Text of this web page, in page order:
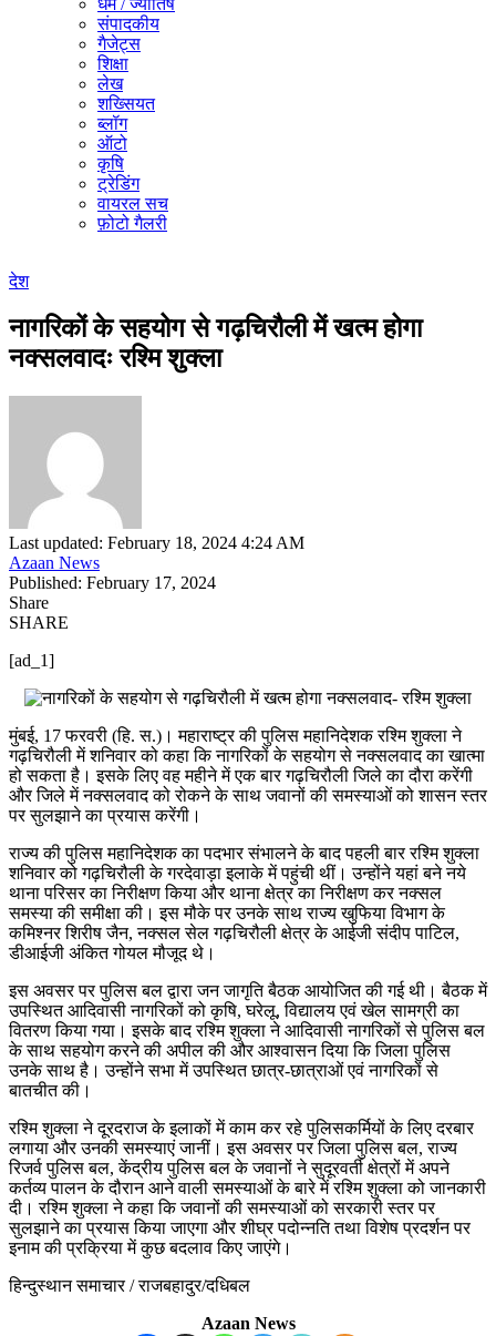
धर्म / ज्योतिष
संपादकीय
गैजेट्स
शिक्षा
लेख
शख्सियत
ब्लॉग
ऑटो
कृषि
ट्रेडिंग
वायरल सच
फ़ोटो गैलरी
देश
नागरिकों के सहयोग से गढ़चिरौली में खत्म होगा
नक्सलवादः रश्मि शुक्ला
Last updated: February 18, 2024 4:24 AM
Azaan News
Published: February 17, 2024
Share
SHARE
[ad_1]
मुंबई, 17 फरवरी (हि. स.)। महाराष्ट्र की पुलिस महानिदेशक रश्मि शुक्ला ने
गढ़चिरौली में शनिवार को कहा कि नागरिकों के सहयोग से नक्सलवाद का खात्मा
हो सकता है। इसके लिए वह महीने में एक बार गढ़चिरौली जिले का दौरा करेंगी
और जिले में नक्सलवाद को रोकने के साथ जवानों की समस्याओं को शासन स्तर
पर सुलझाने का प्रयास करेंगी।
राज्य की पुलिस महानिदेशक का पदभार संभालने के बाद पहली बार रश्मि शुक्ला
शनिवार को गढ़चिरौली के गरदेवाड़ा इलाके में पहुंची थीं। उन्होंने यहां बने नये
थाना परिसर का निरीक्षण किया और थाना क्षेत्र का निरीक्षण कर नक्सल
समस्या की समीक्षा की। इस मौके पर उनके साथ राज्य खुफिया विभाग के
कमिश्नर शिरीष जैन, नक्सल सेल गढ़चिरौली क्षेत्र के आईजी संदीप पाटिल,
डीआईजी अंकित गोयल मौजूद थे।
इस अवसर पर पुलिस बल द्वारा जन जागृति बैठक आयोजित की गई थी। बैठक में
उपस्थित आदिवासी नागरिकों को कृषि, घरेलू, विद्यालय एवं खेल सामग्री का
वितरण किया गया। इसके बाद रश्मि शुक्ला ने आदिवासी नागरिकों से पुलिस बल
के साथ सहयोग करने की अपील की और आश्वासन दिया कि जिला पुलिस
उनके साथ है। उन्होंने सभा में उपस्थित छात्र-छात्राओं एवं नागरिकों से
बातचीत की।
रश्मि शुक्ला ने दूरदराज के इलाकों में काम कर रहे पुलिसकर्मियों के लिए दरबार
लगाया और उनकी समस्याएं जानीं। इस अवसर पर जिला पुलिस बल, राज्य
रिजर्व पुलिस बल, केंद्रीय पुलिस बल के जवानों ने सुदूरवर्ती क्षेत्रों में अपने
कर्तव्य पालन के दौरान आने वाली समस्याओं के बारे में रश्मि शुक्ला को जानकारी
दी। रश्मि शुक्ला ने कहा कि जवानों की समस्याओं को सरकारी स्तर पर
सुलझाने का प्रयास किया जाएगा और शीघ्र पदोन्नति तथा विशेष प्रदर्शन पर
इनाम की प्रक्रिया में कुछ बदलाव किए जाएंगे।
हिन्दुस्थान समाचार / राजबहादुर/दधिबल
Azaan News